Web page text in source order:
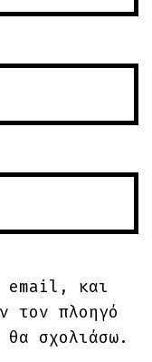
email, και
τον πλοηγό
σχολιάσω.